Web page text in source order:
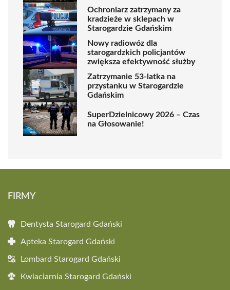
Ochroniarz zatrzymany za
kradzieże w sklepach w
Starogardzie Gdańskim
Nowy radiowóz dla
starogardzkich policjantów
zwiększa efektywność służby
Zatrzymanie 53-latka na
przystanku w Starogardzie
Gdańskim
SuperDzielnicowy 2026 – Czas
na Głosowanie!
FIRMY
Dentysta Starogard Gdański
Apteka Starogard Gdański
Lombard Starogard Gdański
Kwiaciarnia Starogard Gdański